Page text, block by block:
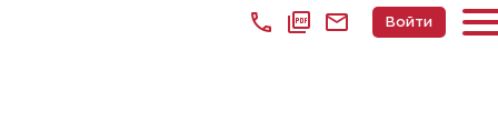
call picture_as_pdf mail Войти